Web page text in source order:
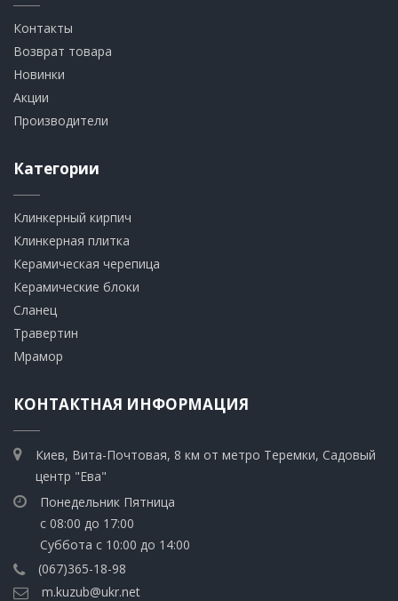
Контакты
Возврат товара
Новинки
Акции
Производители
Категории
Клинкерный кирпич​
​Клинкерная плитка
​Керамическая черепица
​Керамические блоки
​Сланец
Травертин​
​Мрамор
КОНТАКТНАЯ ИНФОРМАЦИЯ
Киев, Вита-Почтовая, 8 км от метро Теремки, Садовый
центр "Ева"
Понедельник Пятница
с 08:00 до 17:00
Суббота с 10:00 до 14:00
(067)365-18-98
m.kuzub@ukr.net